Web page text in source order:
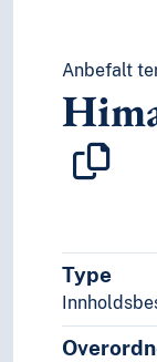
Viet-
Truede
Tid i
Anbefalt
Type